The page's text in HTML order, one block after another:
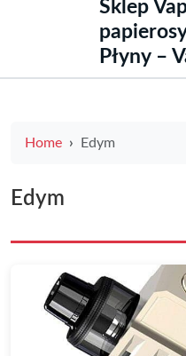
Sklep
Płyny –
Home Edym
Edym